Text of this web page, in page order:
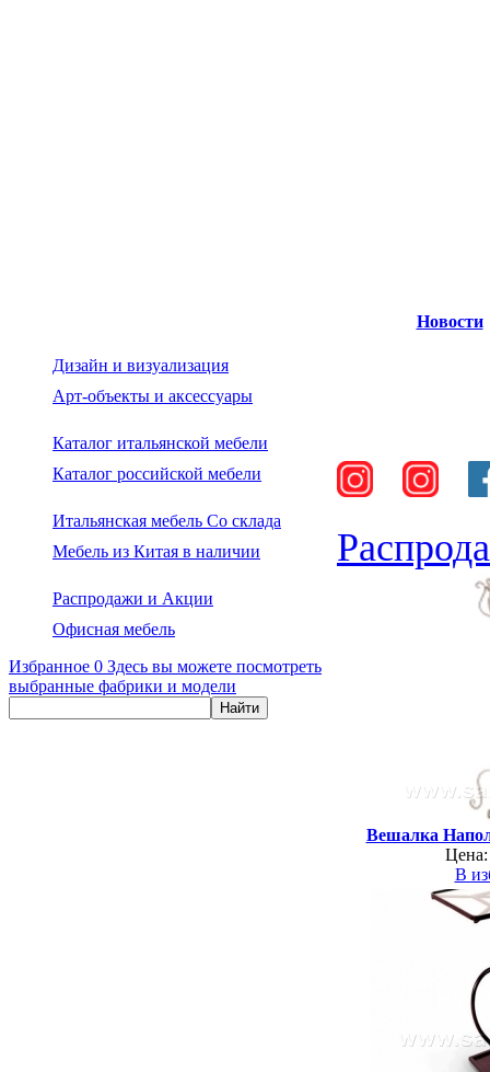
Дизайн и визуализация
Арт-объекты и аксессуары
Каталог итальянской мебели
Каталог российской мебели
Итальянская мебель Со склада
Мебель из Китая в наличии
Распродажи и Акции
Офисная мебель
Избранное 0 Здесь вы можете посмотреть
выбранные фабрики и модели
Новости
Вешалка
Цена:
В